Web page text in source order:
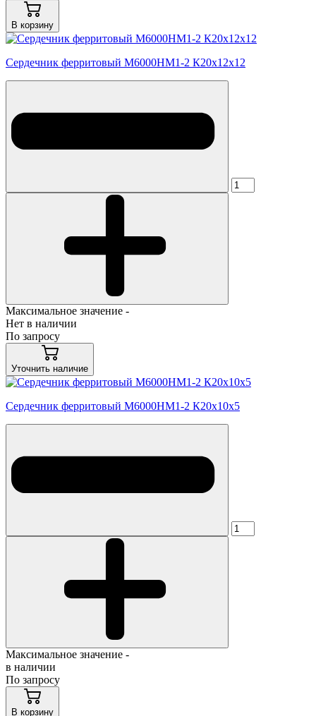
В корзину
Сердечник ферритовый М6000НМ1-2 К20х12х12
Максимальное значение -
Нет в наличии
По запросу
Уточнить наличие
Сердечник ферритовый М6000НМ1-2 К20х10х5
Максимальное значение -
в наличии
По запросу
В корзину